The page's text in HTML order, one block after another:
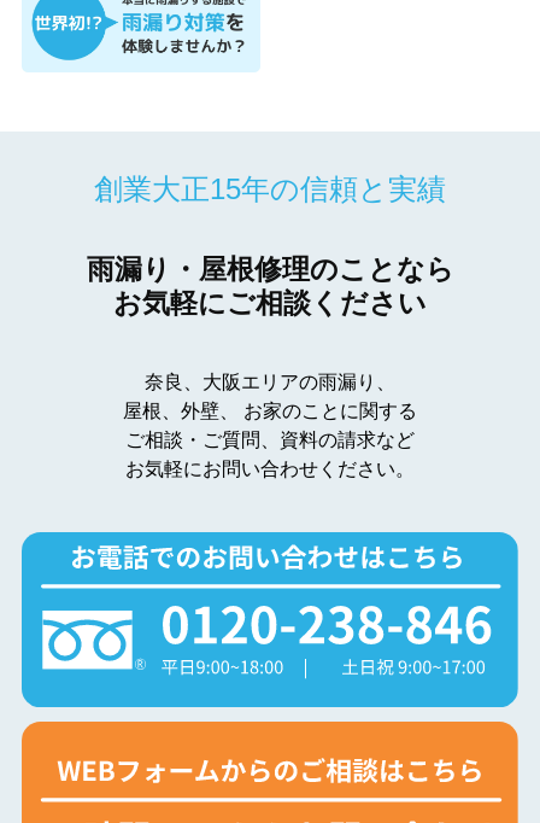
創業大正15年の信頼と実績
雨漏り・屋根修理のことなら
お気軽にご相談ください
奈良、大阪エリアの雨漏り、
屋根、外壁、
お家のことに関する
ご相談・ご質問、資料の請求など
お気軽にお問い合わせください。